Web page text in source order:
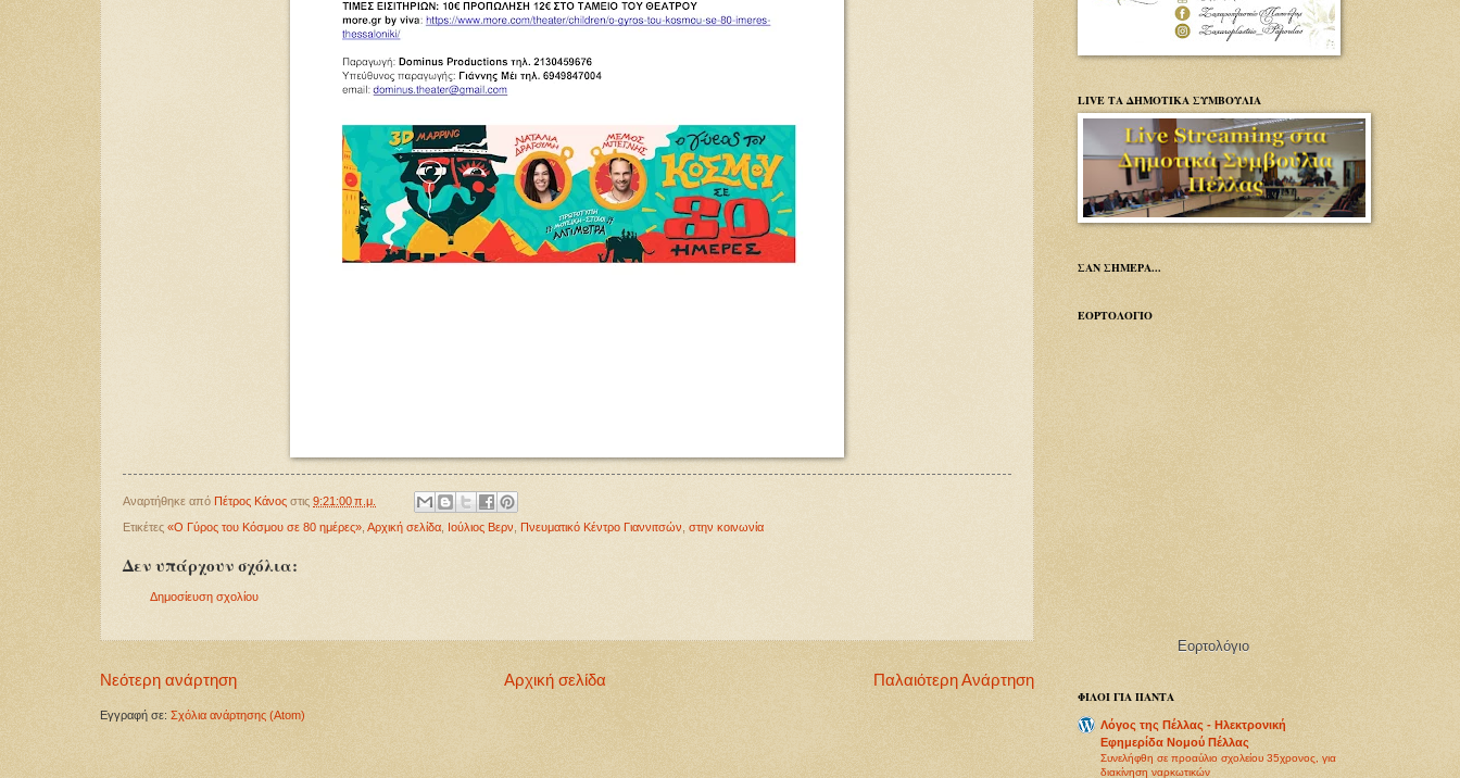
Αναρτήθηκε από Πέτρος Κάνος στις 9:21:00 π.μ.
Ετικέτες «Ο Γύρος του Κόσμου σε 80 ημέρες» Αρχική σελίδα Ιούλιος Βερν Πνευματικό Κέντρο Γιαννιτσών στην κοινωνία
Δεν υπάρχουν σχόλια:
Δημοσίευση σχολίου
Νεότερη ανάρτηση Παλαιότερη Ανάρτηση
Αρχική σελίδα
Εγγραφή σε: Σχόλια ανάρτησης (Atom)
LIVE ΤΑ ΔΗΜΟΤΙΚΑ ΣΥΜΒΟΥΛΙΑ
ΣΑΝ ΣΗΜΕΡΑ...
ΕΟΡΤΟΛΟΓΙΟ
Εορτολόγιο
ΦΙΛΟΙ ΓΙΑ ΠΑΝΤΑ
Λόγος της Πέλλας - Ηλεκτρονική
Εφημερίδα Νομού Πέλλας
Συνελήφθη σε προαύλιο σχολείου 35χρονος, για
διακίνηση ναρκωτικών